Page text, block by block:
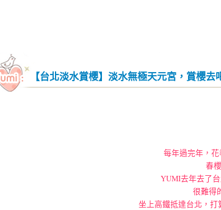
【台北淡水賞櫻】淡水無極天元宮，賞櫻去
每年過完年，
春
YUMI去年去了
很難得
坐上高鐵抵達台北，